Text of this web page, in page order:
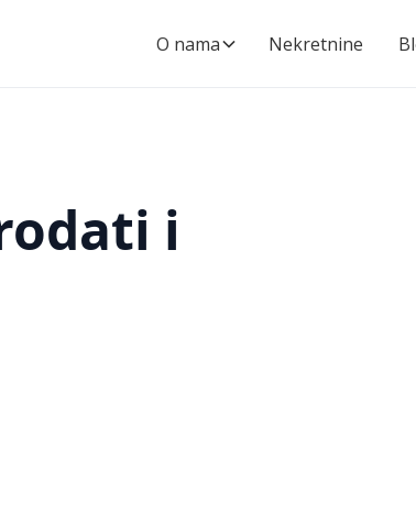
O nama Nekretnine
i